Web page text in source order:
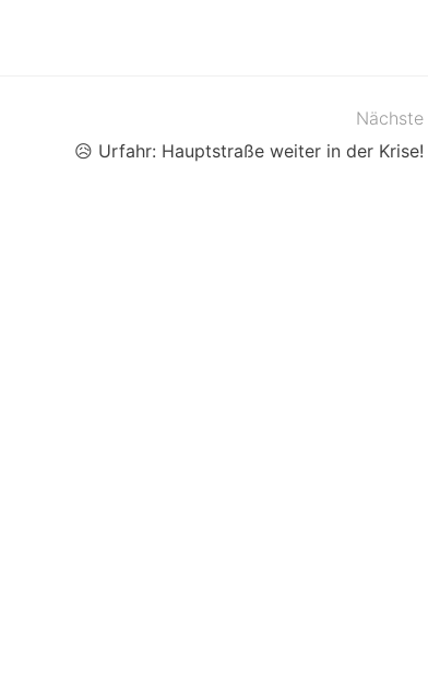
Nächste
😥 Urfahr: Hauptstraße weiter in der Krise!